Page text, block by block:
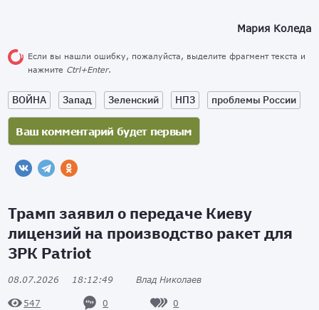
Мария Коледа
Если вы нашли ошибку, пожалуйста, выделите фрагмент текста и
нажмите Ctrl+Enter.
ВОЙНА Запад Зеленский НПЗ проблемы России
Трамп заявил о передаче Киеву
лицензий на производство ракет для
ЗРК Patriot
08.07.2026 18:12:49 Влад Николаев
547 0 0